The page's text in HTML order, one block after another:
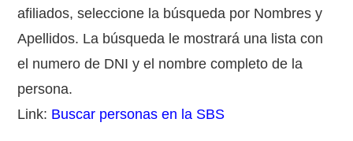
afiliados, seleccione la búsqueda por Nombres y
Apellidos. La búsqueda le mostrará una lista con
el numero de DNI y el nombre completo de la
persona.
Link: Buscar personas en la SBS